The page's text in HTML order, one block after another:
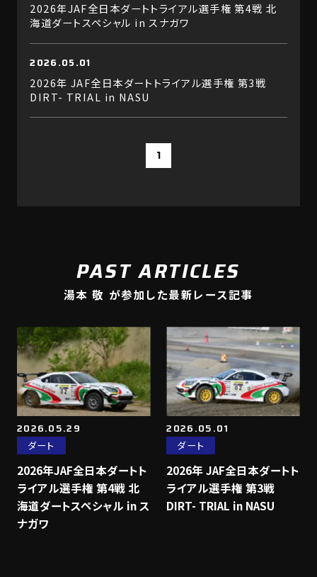
2026年JAF全日本ダートトライアル選手権 第4戦 北
海道ダートスペシャル in スナガワ
2026.05.01
2026年 JAF全日本ダートトライアル選手権 第3戦
DIRT- TRIAL in NASU
1
PAST ARTICLES
湯本 敬 が参加した最新レース記事
2026.05.29
ダート
2026年JAF全日本ダートト
ライアル選手権 第4戦 北
海道ダートスペシャル in ス
ナガワ
2026.05.01
ダート
2026年 JAF全日本ダートト
ライアル選手権 第3戦
DIRT- TRIAL in NASU